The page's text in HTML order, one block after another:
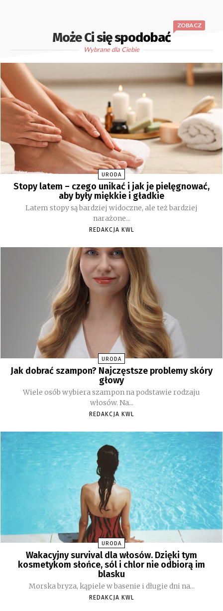
Może Ci się spodobać
ZOBACZ
Wybrane dla Ciebie
URODA
Stopy latem – czego unikać i jak je pielęgnować,
aby były miękkie i gładkie
Latem stopy są bardziej widoczne, ale też bardziej
narażone...
REDAKCJA KWL
URODA
Jak dobrać szampon? Najczęstsze problemy skóry
głowy
Wiele osób wybiera szampon na podstawie rodzaju
włosów. Na...
REDAKCJA KWL
URODA
Wakacyjny survival dla włosów. Dzięki tym
kosmetykom słońce, sól i chlor nie odbiorą im
blasku
Morska bryza, kąpiele w basenie i długie dni na...
REDAKCJA KWL